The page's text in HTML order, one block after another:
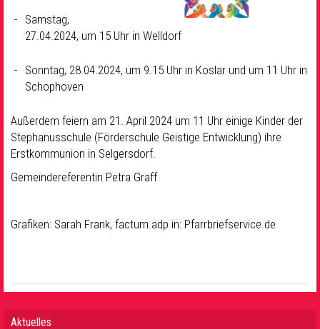
Samstag,
27.04.2024, um 15 Uhr in Welldorf
Sonntag, 28.04.2024, um 9.15 Uhr in Koslar und um 11 Uhr in
Schophoven
Außerdem feiern am 21. April 2024 um 11 Uhr einige Kinder der
Stephanusschule (Förderschule Geistige Entwicklung) ihre
Erstkommunion in Selgersdorf.
Gemeindereferentin Petra Graff
Grafiken: Sarah Frank, factum.adp in: Pfarrbriefservice.de
Aktuelles